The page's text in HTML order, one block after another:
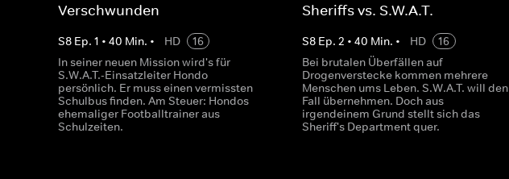
Verschwunden
S8 Ep. 1 • 40 Min. • HD
16
In seiner neuen Mission wird's für
S.W.A.T.-Einsatzleiter Hondo
persönlich. Er muss einen vermissten
Schulbus finden. Am Steuer: Hondos
ehemaliger Footballtrainer aus
Schulzeiten.
Sheriffs vs. S.W.A.T.
S8 Ep.2 •40 Min. • HD
16
Bei brutalen Überfällen auf
Drogenverstecke kommen mehrere
Menschen ums Leben. S.W.A.T. will den
Fall übernehmen. Doch aus
irgendeinem Grund stellt sich das
Sheriff's Department quer.